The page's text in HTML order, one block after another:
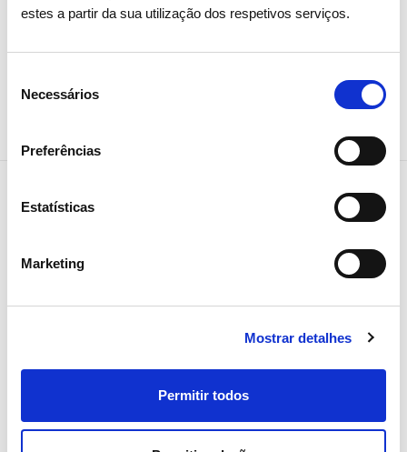
estes a partir da sua utilização dos respetivos serviços.
Necessários
Preferências
Estatísticas
Marketing
Mostrar detalhes
Permitir todos